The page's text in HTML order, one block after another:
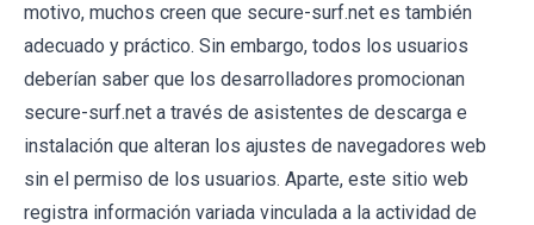
motivo, muchos creen que secure-surf.net es también
adecuado y práctico. Sin embargo, todos los usuarios
deberían saber que los desarrolladores promocionan
secure-surf.net a través de asistentes de descarga e
instalación que alteran los ajustes de navegadores web
sin el permiso de los usuarios. Aparte, este sitio web
registra información variada vinculada a la actividad de